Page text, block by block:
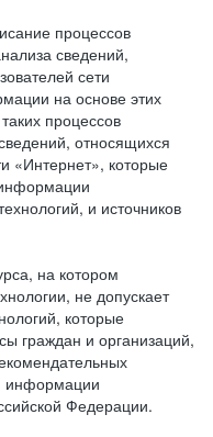
процессов
сведений,
сети
на основе этих
процессов
относящихся
«Интернет», которые
и источников
на котором
не допускает
которые
граждан и организаций,
информации
Федерации.